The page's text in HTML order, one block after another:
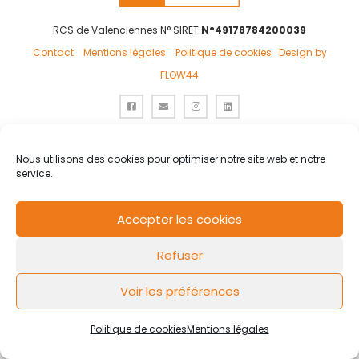
Nous utilisons des cookies pour optimiser notre site web et notre
service.
Accepter les cookies
Refuser
Voir les préférences
Politique de cookiesMentions légales
RCS de Valenciennes N° SIRET N°49178784200039
Contact
Mentions légales Politique de cookies Design by
FLOW44